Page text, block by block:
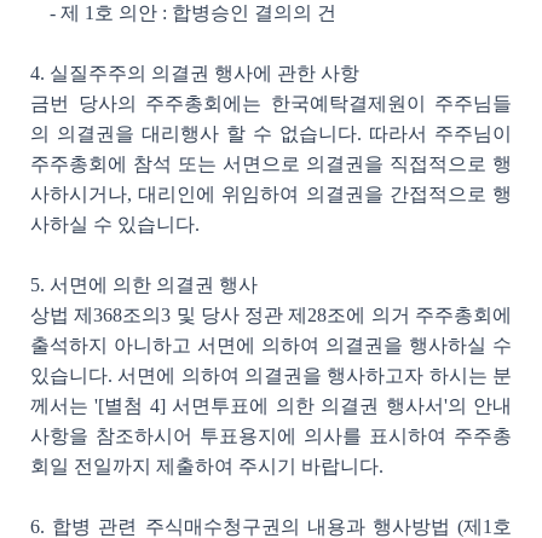
- 제 1호 의안 : 합병승인 결의의 건
4. 실질주주의 의결권 행사에 관한 사항
금번 당사의 주주총회에는 한국예탁결제원이 주주님들
의 의결권을 대리행사 할 수 없습니다. 따라서 주주님이
주주총회에 참석 또는 서면으로 의결권을 직접적으로 행
사하시거나, 대리인에 위임하여 의결권을 간접적으로 행
사하실 수 있습니다.
5. 서면에 의한 의결권 행사
상법 제368조의3 및 당사 정관 제28조에 의거 주주총회에
출석하지 아니하고 서면에 의하여 의결권을 행사하실 수
있습니다. 서면에 의하여 의결권을 행사하고자 하시는 분
께서는 '[별첨 4] 서면투표에 의한 의결권 행사서'의 안내
사항을 참조하시어 투표용지에 의사를 표시하여 주주총
회일 전일까지 제출하여 주시기 바랍니다.
6. 합병 관련 주식매수청구권의 내용과 행사방법 (제1호